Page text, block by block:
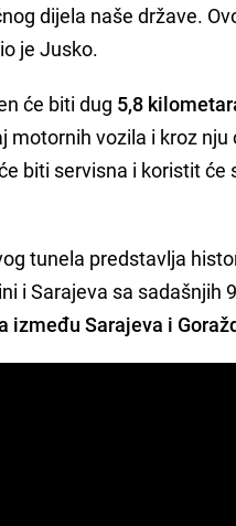
dijela naše države.
je Jusko.
će biti dug 5,8
motornih vozila i kroz
biti servisna i koristit
tunela predstavlja
i Sarajeva sa sadašnjih
između Sarajeva i